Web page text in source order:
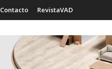
Contacto RevistaVAD